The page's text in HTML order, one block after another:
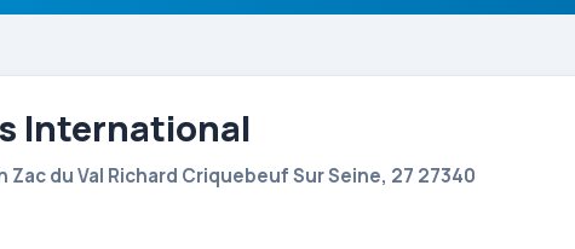
International
du Val Richard Criquebeuf Sur Seine, 27 27340